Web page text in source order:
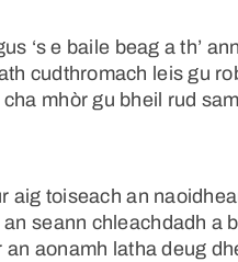
‘s e baile beag a th’
cudthromach leis gu
mhòr gu bheil rud
aig toiseach an
seann chleachdadh a
aonamh latha deug